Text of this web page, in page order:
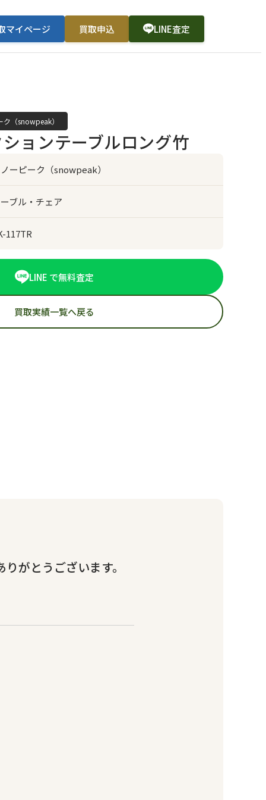
マイページ 買取申込 LINE査定
ク（snowpeak）
ョンテーブルロング竹
ーピーク（snowpeak）
ブル・チェア
117TR
LINE で無料査定
買取実績一覧へ戻る
がとうございます。